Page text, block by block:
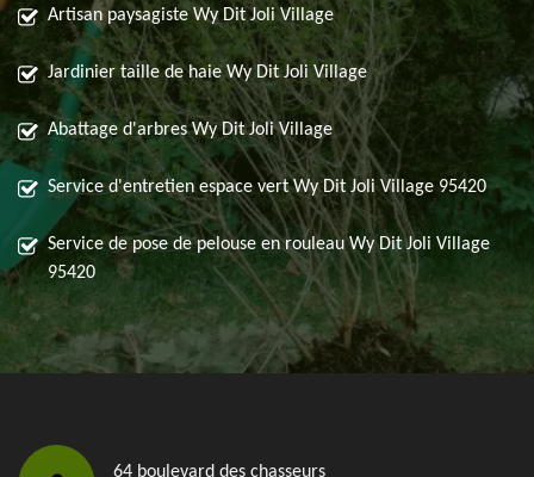
Artisan paysagiste Wy Dit Joli Village
Jardinier taille de haie Wy Dit Joli Village
Abattage d'arbres Wy Dit Joli Village
Service d'entretien espace vert Wy Dit Joli Village 95420
Service de pose de pelouse en rouleau Wy Dit Joli Village
95420
64 boulevard des chasseurs